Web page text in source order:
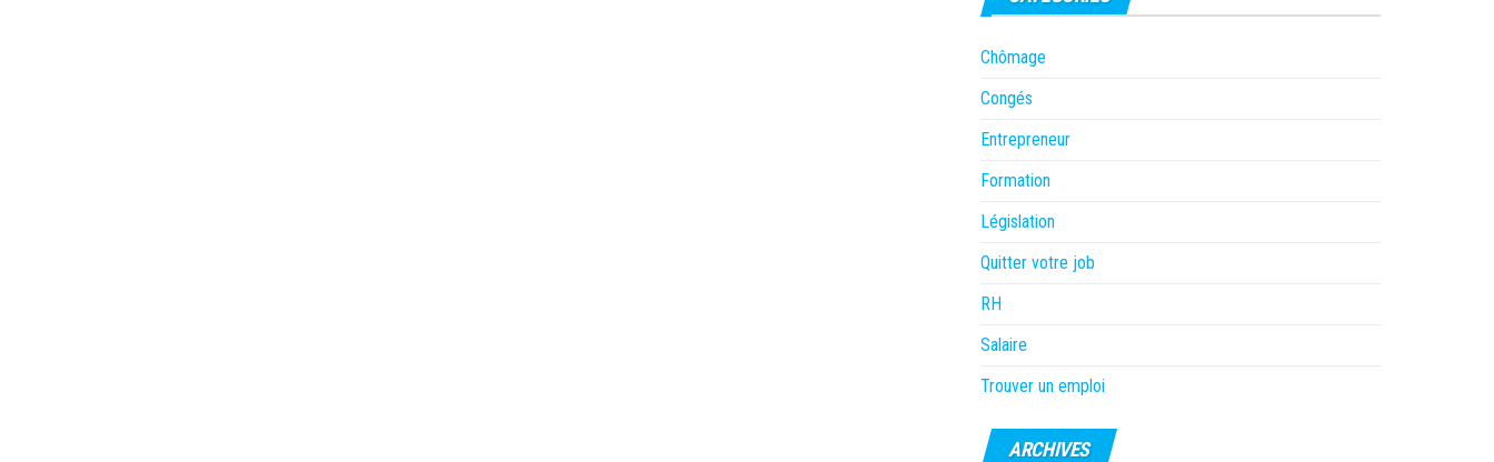
Chômage
Congés
Entrepreneur
Formation
Législation
Quitter votre job
RH
Salaire
Trouver un emploi
ARCHIVES